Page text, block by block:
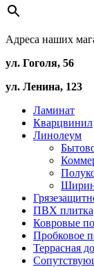
Адреса наших
ул. Гоголя, 56
ул. Ленина, 123
Ламинат
Кварцвинил
Линолеум
ПВХ плитка
Ковровые
Пробковое
Террасная